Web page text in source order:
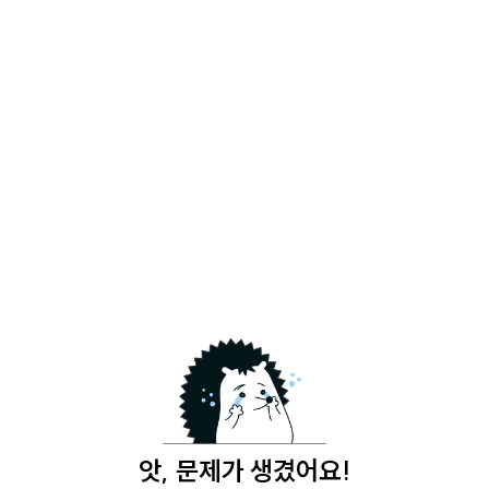
앗, 문제가 생겼어요!